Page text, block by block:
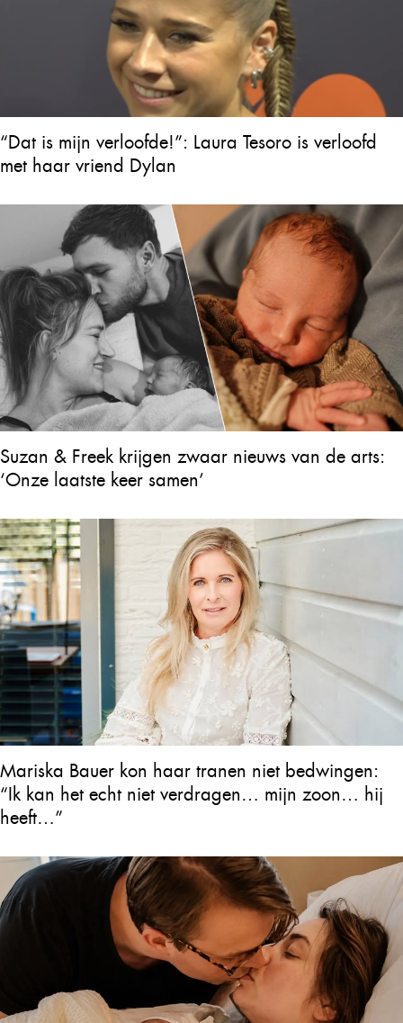
“Dat is mijn verloofde!”: Laura Tesoro is verloofd
met haar vriend Dylan
Suzan & Freek krijgen zwaar nieuws van de arts:
‘Onze laatste keer samen’
Mariska Bauer kon haar tranen niet bedwingen:
“Ik kan het echt niet verdragen… mijn zoon… hij
heeft…”